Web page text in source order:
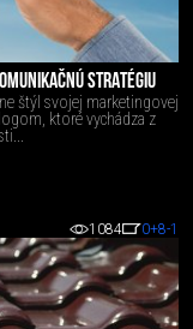
STRATÉGIU
štýl svojej marketingovej
ktoré vychádza z
1084 0+8-1